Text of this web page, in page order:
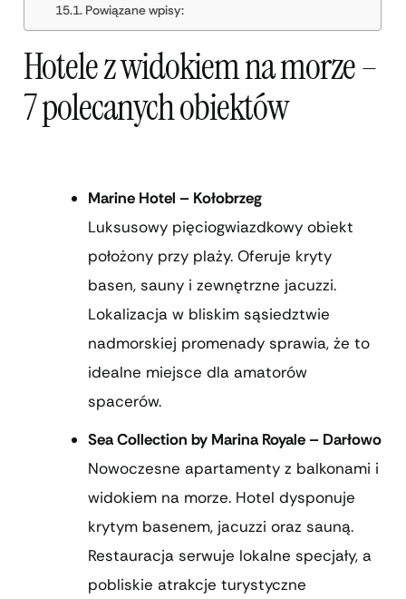
Powiązane wpisy:
Hotele z widokiem na morze –
7 polecanych obiektów
Marine Hotel – Kołobrzeg
Luksusowy pięciogwiazdkowy obiekt
położony przy plaży. Oferuje kryty
basen, sauny i zewnętrzne jacuzzi.
Lokalizacja w bliskim sąsiedztwie
nadmorskiej promenady sprawia, że to
idealne miejsce dla amatorów
spacerów.
Sea Collection by Marina Royale – Darłowo
Nowoczesne apartamenty z balkonami i
widokiem na morze. Hotel dysponuje
krytym basenem, jacuzzi oraz sauną.
Restauracja serwuje lokalne specjały, a
pobliskie atrakcje turystyczne